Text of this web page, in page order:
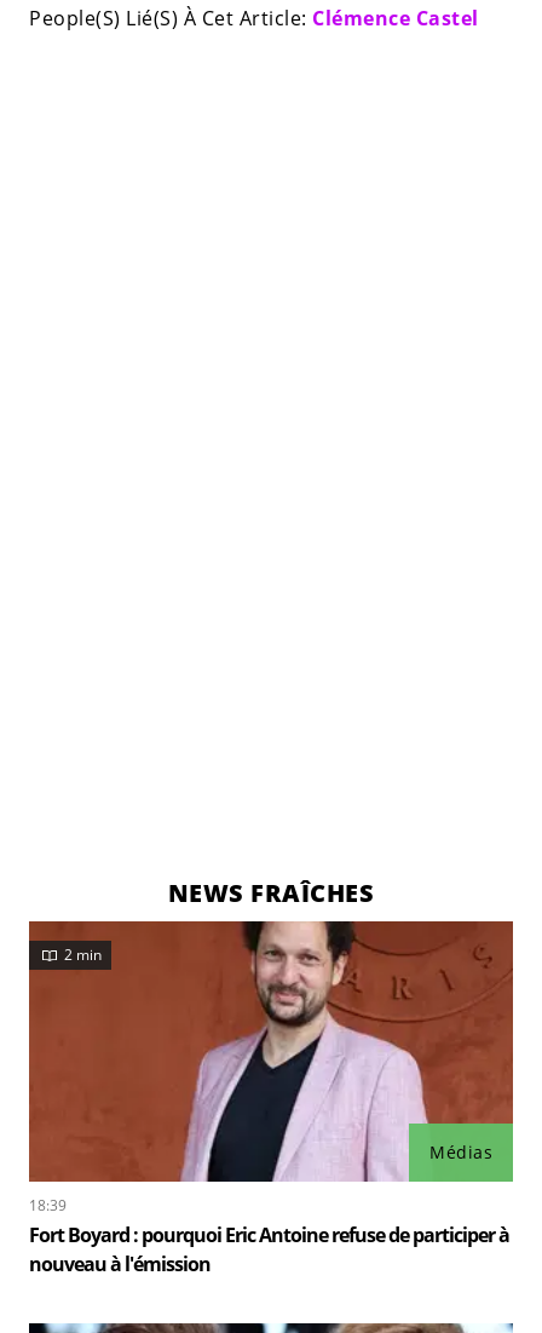
People(S) Lié(S) À Cet Article: Clémence Castel
NEWS FRAÎCHES
Médias
2 min
18:39
Fort Boyard : pourquoi Eric Antoine refuse de participer à
nouveau à l'émission